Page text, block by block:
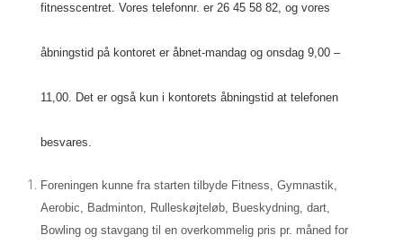
fitnesscentret. Vores telefonnr. er 26 45 58 82, og vores
åbningstid på kontoret er åbnet-mandag og onsdag 9,00 –
11,00. Det er også kun i kontorets åbningstid at telefonen
besvares.
Foreningen kunne fra starten tilbyde Fitness, Gymnastik,
Aerobic, Badminton, Rulleskøjteløb, Bueskydning, dart,
Bowling og stavgang til en overkommelig pris pr. måned for